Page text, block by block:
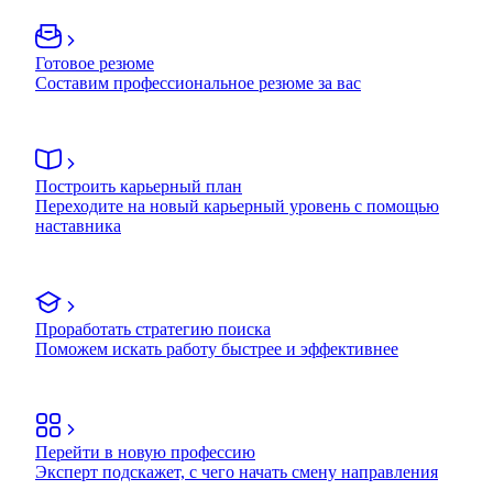
Готовое резюме
Составим профессиональное резюме за вас
Построить карьерный план
Переходите на новый карьерный уровень с помощью
наставника
Проработать стратегию поиска
Поможем искать работу быстрее и эффективнее
Перейти в новую профессию
Эксперт подскажет, с чего начать смену направления